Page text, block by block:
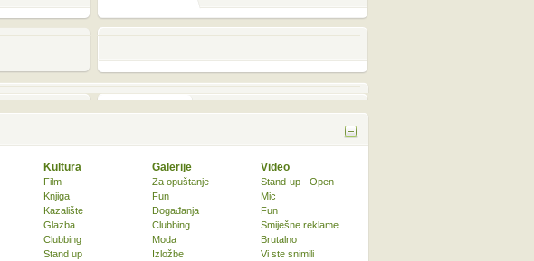
Kultura
Film
Knjiga
Kazalište
Glazba
Clubbing
Stand up
Galerije
Za opuštanje
Fun
Događanja
Clubbing
Moda
Izložbe
Video
Stand-up - Open
Mic
Fun
Smiješne reklame
Brutalno
Vi ste snimili